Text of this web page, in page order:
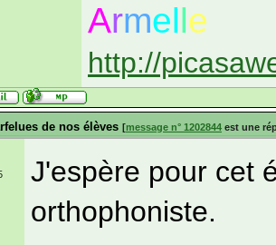
Armelle
http://
de nos élèves [message n° 1202844 est une
J'espère pour cet
orthophoniste.